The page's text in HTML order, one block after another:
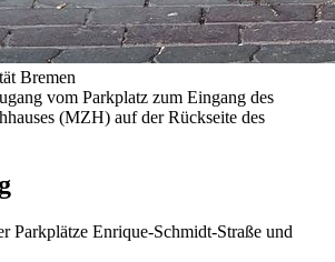
Bremen
vom Parkplatz zum Eingang des
(MZH) auf der Rückseite des
Parkplätze Enrique-Schmidt-Straße und